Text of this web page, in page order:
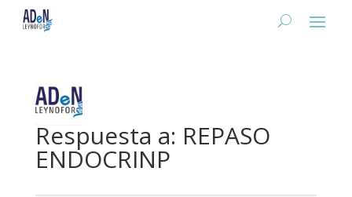
Respuesta a: REPASO
ENDOCRINP